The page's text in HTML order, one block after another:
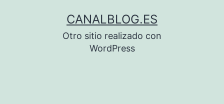
CANALBLOG.ES
Otro sitio realizado con
WordPress